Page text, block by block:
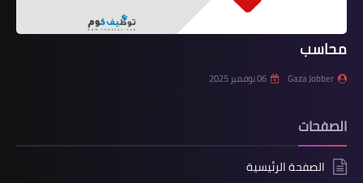
محاسب
Gaza Jobber 06 نوفمبر 2025
الصفحات
الصفحة الرئيسية